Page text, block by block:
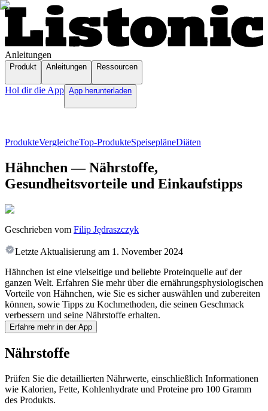
Anleitungen
Produkt Anleitungen Ressourcen
Hol dir die App App herunterladen
ProdukteVergleicheTop-ProdukteSpeisepläneDiäten
Hähnchen — Nährstoffe,
Gesundheitsvorteile und Einkaufstipps
Geschrieben vom Filip Jędraszczyk
Letzte Aktualisierung am 1. November 2024
Hähnchen ist eine vielseitige und beliebte Proteinquelle auf der
ganzen Welt. Erfahren Sie mehr über die ernährungsphysiologischen
Vorteile von Hähnchen, wie Sie es sicher auswählen und zubereiten
können, sowie Tipps zu Kochmethoden, die seinen Geschmack
verbessern und seine Nährstoffe erhalten.
Erfahre mehr in der App
Nährstoffe
Prüfen Sie die detaillierten Nährwerte, einschließlich Informationen
wie Kalorien, Fette, Kohlenhydrate und Proteine pro 100 Gramm
des Produkts.